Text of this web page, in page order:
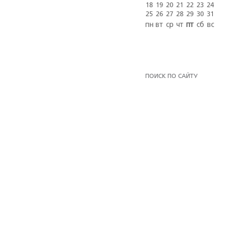
18 19 20 21 22 23 24
25 26 27 28 29 30 31
пн вт ср чт пт сб вс
ПОИСК ПО САЙТУ